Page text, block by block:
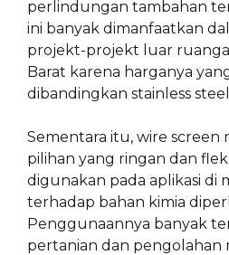
perlindungan tambahan
ini banyak dimanfaatkan
projekt-projekt luar
Barat karena harganya
dibandingkan stainless
Sementara itu, wire screen
pilihan yang ringan dan
digunakan pada aplikasi di
terhadap bahan kimia
Penggunaannya banyak
pertanian dan pengolahan